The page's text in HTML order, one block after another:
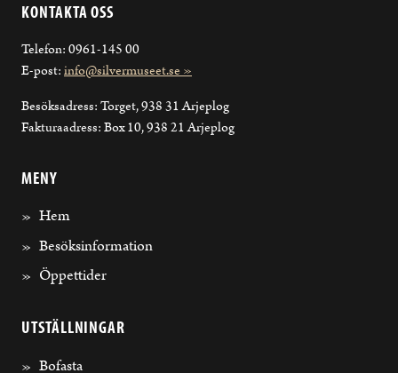
KONTAKTA OSS
Telefon: 0961-145 00
E-post:info@silvermuseet.se »
Besöksadress: Torget, 938 31 Arjeplog
Fakturaadress: Box 10, 938 21 Arjeplog
MENY
Hem
Besöksinformation
Öppettider
UTSTÄLLNINGAR
Bofasta